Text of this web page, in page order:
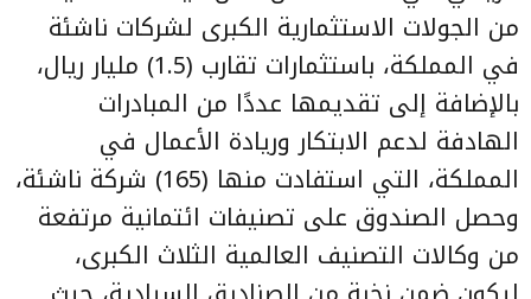
من الجولات الاستثمارية الكبرى لشركات ناشئة
في المملكة، باستثمارات تقارب (1.5) مليار ريال،
بالإضافة إلى تقديمها عددًا من المبادرات
الهادفة لدعم الابتكار وريادة الأعمال في
المملكة، التي استفادت منها (165) شركة ناشئة،
وحصل الصندوق على تصنيفات ائتمانية مرتفعة
من وكالات التصنيف العالمية الثلاث الكبرى،